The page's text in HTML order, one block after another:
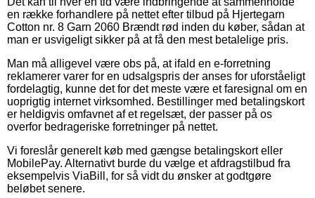
en række forhandlere på nettet efter tilbud på Hjertegarn
Cotton nr. 8 Garn 2060 Brændt rød inden du køber, sådan at
man er usvigeligt sikker på at få den mest betalelige pris.
Man må alligevel være obs på, at ifald en e-forretning
reklamerer varer for en udsalgspris der anses for uforståeligt
fordelagtig, kunne det for det meste være et faresignal om en
uoprigtig internet virksomhed. Bestillinger med betalingskort
er heldigvis omfavnet af et regelsæt, der passer på os
overfor bedrageriske forretninger på nettet.
Vi foreslår generelt køb med gængse betalingskort eller
MobilePay. Alternativt burde du vælge et afdragstilbud fra
eksempelvis ViaBill, for så vidt du ønsker at godtgøre
beløbet senere.